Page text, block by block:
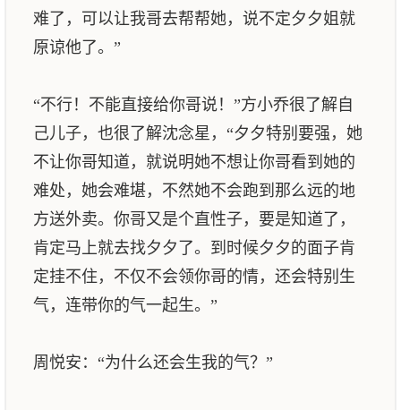
难了，可以让我哥去帮帮她，说不定夕夕姐就
原谅他了。”
“不行！不能直接给你哥说！”方小乔很了解自
己儿子，也很了解沈念星，“夕夕特别要强，她
不让你哥知道，就说明她不想让你哥看到她的
难处，她会难堪，不然她不会跑到那么远的地
方送外卖。你哥又是个直性子，要是知道了，
肯定马上就去找夕夕了。到时候夕夕的面子肯
定挂不住，不仅不会领你哥的情，还会特别生
气，连带你的气一起生。”
周悦安：“为什么还会生我的气？”